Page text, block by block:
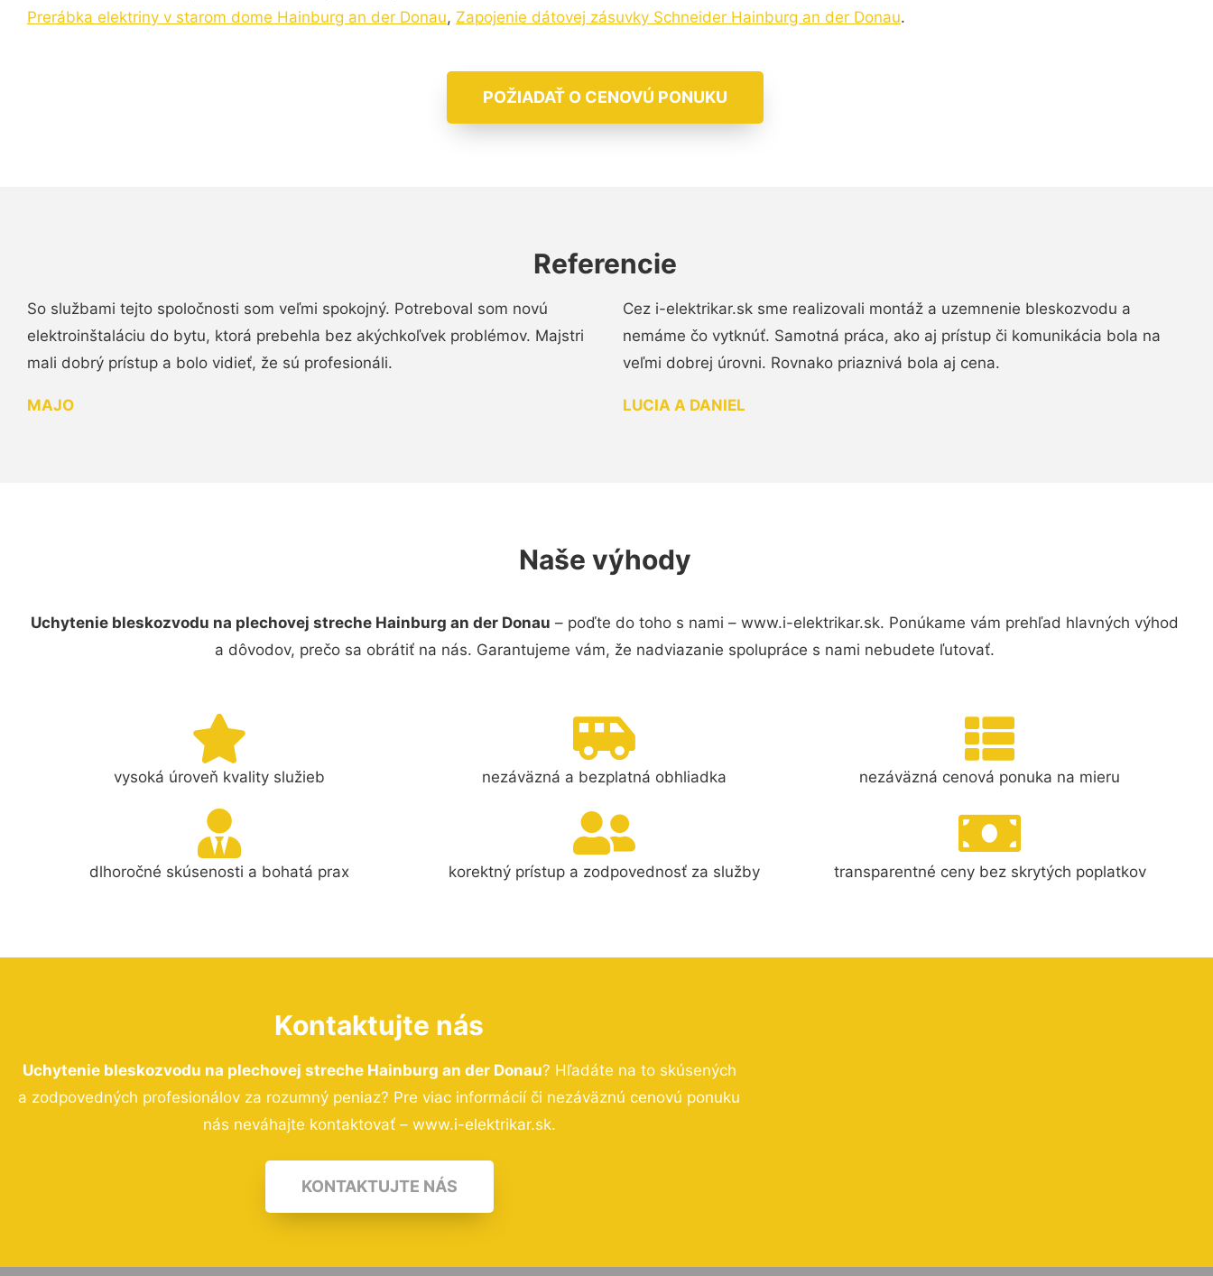
Prerábka elektriny v starom dome Hainburg an der Donau, Zapojenie dátovej zásuvky Schneider Hainburg an der Donau.
POŽIADAŤ O CENOVÚ PONUKU
Referencie
So službami tejto spoločnosti som veľmi spokojný. Potreboval som novú
elektroinštaláciu do bytu, ktorá prebehla bez akýchkoľvek problémov. Majstri
mali dobrý prístup a bolo vidieť, že sú profesionáli.
MAJO
Cez i-elektrikar.sk sme realizovali montáž a uzemnenie bleskozvodu a
nemáme čo vytknúť. Samotná práca, ako aj prístup či komunikácia bola na
veľmi dobrej úrovni. Rovnako priaznivá bola aj cena.
LUCIA A DANIEL
Naše výhody
Uchytenie bleskozvodu na plechovej streche Hainburg an der Donau – poďte do toho s nami – www.i-elektrikar.sk. Ponúkame vám prehľad hlavných výhod
a dôvodov, prečo sa obrátiť na nás. Garantujeme vám, že nadviazanie spolupráce s nami nebudete ľutovať.
vysoká úroveň kvality služieb nezáväzná a bezplatná obhliadka nezáväzná cenová ponuka na mieru
dlhoročné skúsenosti a bohatá prax korektný prístup a zodpovednosť za služby transparentné ceny bez skrytých poplatkov
Kontaktujte nás
Uchytenie bleskozvodu na plechovej streche Hainburg an der Donau? Hľadáte na to skúsených
a zodpovedných profesionálov za rozumný peniaz? Pre viac informácií či nezáväznú cenovú ponuku
nás neváhajte kontaktovať – www.i-elektrikar.sk.
KONTAKTUJTE NÁS